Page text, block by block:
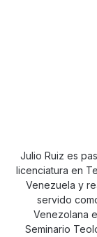
Julio Ruiz es
licenciatura en
Venezuela y
servido
Venezolana
Seminario